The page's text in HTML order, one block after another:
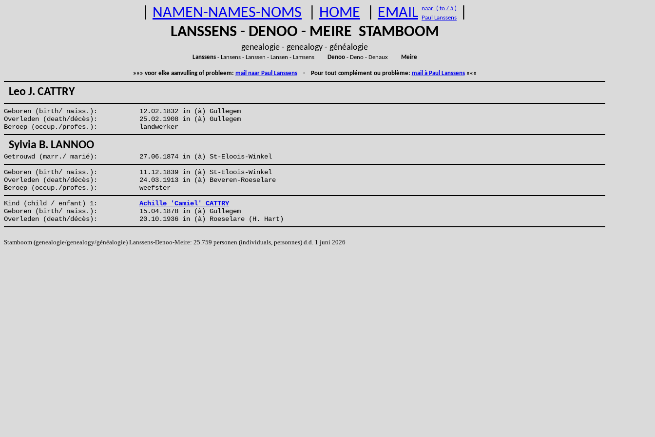
NAMEN-NAMES-NOMS HOME EMAIL naar ( to / à )
Paul Lanssens
LANSSENS - DENOO - MEIRE STAMBOOM
genealogie - genealogy - généalogie
Lanssens- Lansens - Lanssen - Lansen - Lamsens Denoo- Deno - Denaux Meire
»»» voor elke aanvulling of probleem: mail naar Paul Lanssens- Pour tout complément ou problème: mail à Paul Lanssens«««
Leo J. CATTRY
Geboren (birth/ naiss.):
12.02.1832 in (à) Gullegem
Overleden (death/décès):
25.02.1908 in (à) Gullegem
Beroep (occup./profes.):
landwerker
Sylvia B. LANNOO
Getrouwd (marr./ marié):
27.06.1874 in (à) St-Eloois-Winkel
Geboren (birth/ naiss.):
11.12.1839 in (à) St-Eloois-Winkel
Overleden (death/décès):
24.03.1913 in (à) Beveren-Roeselare
Beroep (occup./profes.):
weefster
Kind (child / enfant) 1:
Achille 'Camiel' CATTRY
Geboren (birth/ naiss.):
15.04.1878 in (à) Gullegem
Overleden (death/décès):
20.10.1936 in (à) Roeselare (H. Hart)
Stamboom (genealogie/genealogy/généalogie) Lanssens-Denoo-Meire: 25.759 personen (individuals, personnes) d.d. 1 juni 2026